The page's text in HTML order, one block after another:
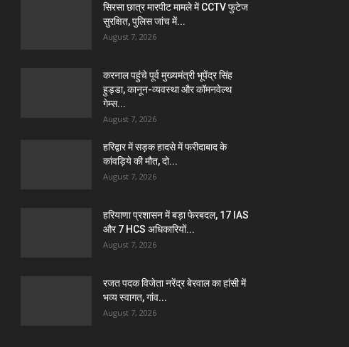
सिरसा छात्र मारपीट मामले में CCTV फुटेज
सुरक्षित, पुलिस जांच में...
August 7, 2026
करनाल पहुंचे पूर्व मुख्यमंत्री भूपेंद्र सिंह
हुड्डा, कानून-व्यवस्था और कॉमनवेल्थ
गेम्स...
August 7, 2026
हरिद्वार में सड़क हादसे में फरीदाबाद के
कांवड़िये की मौत, दो...
August 7, 2026
हरियाणा प्रशासन में बड़ा फेरबदल, 17 IAS
और 7 HCS अधिकारियों...
August 7, 2026
रजत पदक विजेता नरेंद्र बेरवाल का हांसी में
भव्य स्वागत, गांव...
August 7, 2026